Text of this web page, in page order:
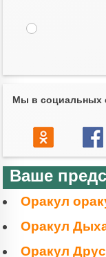
Мы в социальных
Ваше
Оракул
Оракул
Оракул